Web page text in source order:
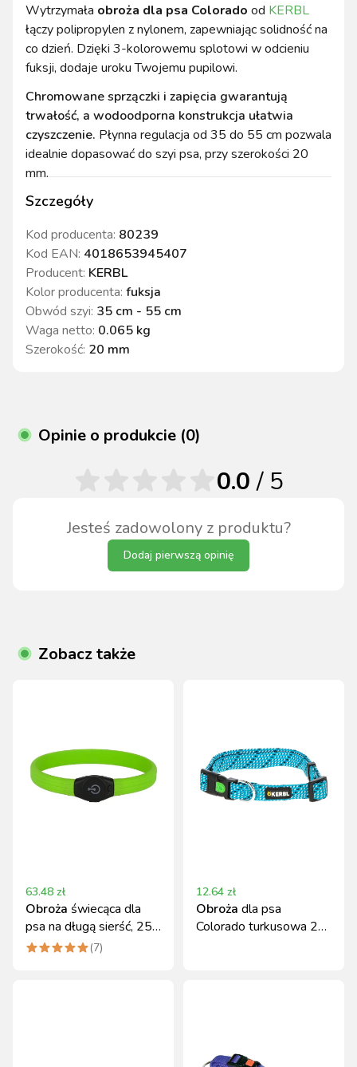
Szczegóły
Kod producenta: 80239
Kod EAN: 4018653945407
Producent: KERBL
Kolor producenta: fuksja
Obwód szyi: 35 cm - 55 cm
Waga netto: 0.065 kg
Szerokość: 20 mm
Wytrzymała obroża dla psa Colorado od KERBL
łączy polipropylen z nylonem, zapewniając solidność na
co dzień. Dzięki 3-kolorowemu splotowi w odcieniu
fuksji, dodaje uroku Twojemu pupilowi.
Chromowane sprzączki i zapięcia gwarantują
trwałość, a wodoodporna konstrukcja ułatwia
czyszczenie. Płynna regulacja od 35 do 55 cm pozwala
idealnie dopasować do szyi psa, przy szerokości 20
mm.
Opinie o produkcie (0)
Jesteś zadowolony z produktu?
Dodaj pierwszą opinię
0.0/ 5
Zobacz także
63.48 zł
Obroża świecąca dla
psa na długą sierść, 25
mm, zielona Kerbl
(7)
12.64 zł
Obroża dla psa
Colorado turkusowa 25-